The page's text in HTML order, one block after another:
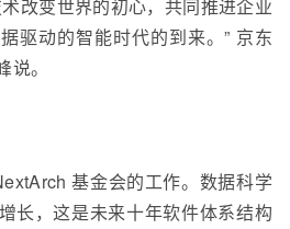
改变世界的初心，共同推进企业
驱动的智能时代的到来。” 京东
。
基金会的工作。数据科学
长，这是未来十年软件体系结构